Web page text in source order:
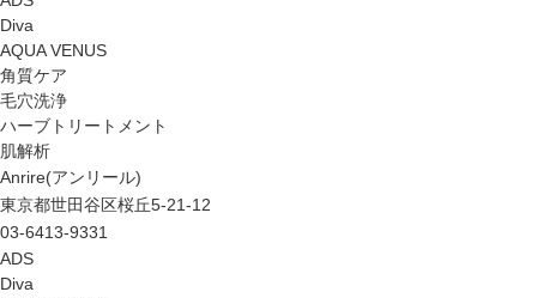
Diva
AQUA VENUS
角質ケア
毛穴洗浄
ハーブトリートメント
肌解析
Anrire(アンリール)
東京都世田谷区桜丘5-21-12
03-6413-9331
ADS
Diva